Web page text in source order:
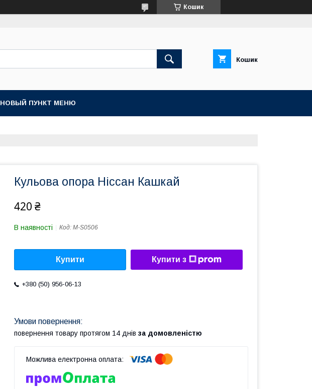
Кошик
Кошик
НОВЫЙ ПУНКТ МЕНЮ
Кульова опора Ніссан Кашкай
420 ₴
В наявності Код: M-S0506
Купити Купити з
+380 (50) 956-06-13
повернення товару протягом 14 днів за домовленістю